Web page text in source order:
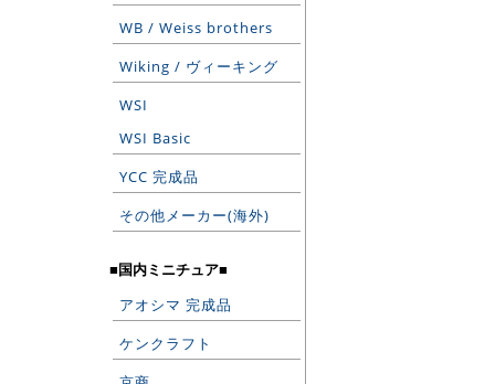
WB / Weiss brothers
Wiking / ヴィーキング
WSI
WSI Basic
YCC 完成品
その他メーカー(海外)
■国内ミニチュア■
アオシマ 完成品
ケンクラフト